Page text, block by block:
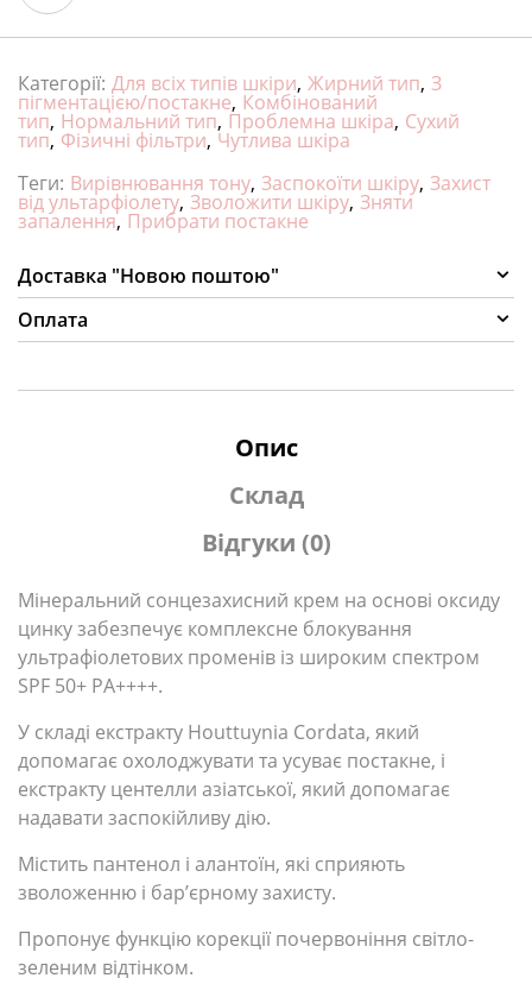
Категорії: Для всіх типів шкіри, Жирний тип, З
пігментацією/постакне, Комбінований
тип, Нормальний тип, Проблемна шкіра, Сухий
тип, Фізичні фільтри, Чутлива шкіра
Теги: Вирівнювання тону, Заспокоїти шкіру, Захист
від ультарфіолету, Зволожити шкіру, Зняти
запалення, Прибрати постакне
Доставка "Новою поштою"
Оплата
Опис
Склад
Відгуки (0)
Мінеральний сонцезахисний крем на основі оксиду
цинку забезпечує комплексне блокування
ультрафіолетових променів із широким спектром
SPF 50+ PA++++.
У складі екстракту Houttuynia Cordata, який
допомагає охолоджувати та усуває постакне, і
екстракту центелли азіатської, який допомагає
надавати заспокійливу дію.
Містить пантенол і алантоїн, які сприяють
зволоженню і бар’єрному захисту.
Пропонує функцію корекції почервоніння світло-
зеленим відтінком.